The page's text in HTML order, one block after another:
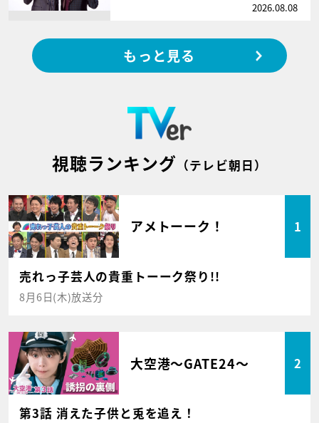
2026.08.08
もっと見る
視聴ランキング （テレビ朝日）
アメトーーク！ 1
売れっ子芸人の貴重トーーク祭り!!
8月6日(木)放送分
大空港～GATE24～ 2
第3話 消えた子供と兎を追え！